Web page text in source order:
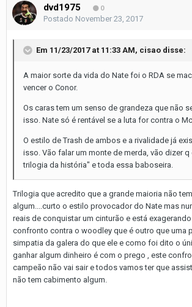
dvd1975 0
Postado November 23, 2017
Em 11/23/2017 at 11:33 AM, cisao disse:
A maior sorte da vida do Nate foi o RDA se
vencer o Conor.
Os caras tem um senso de grandeza que não
isso. Nate só é rentável se a luta for contra o
O estilo de Trash de ambos e a rivalidade já
isso. Vão falar um monte de merda, vão dizer
trilogia da história" e toda essa baboseira.
Trilogia que acredito que a grande maioria não
algum....curto o estilo provocador do Nate mas
reais de conquistar um cinturão e está
confronto contra o woodley que é outro que uma
simpatia da galera do que ele e como foi dito o
ganhar algum dinheiro é com o prego , este
campeão não vai sair e todos vamos ter que
não tem cabimento algum.